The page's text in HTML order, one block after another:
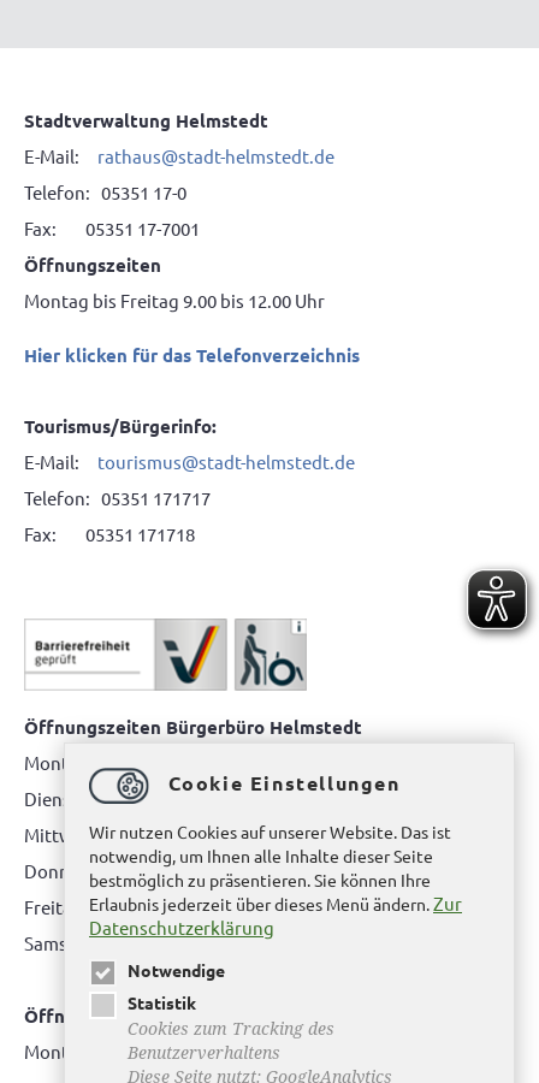
Stadtverwaltung Helmstedt
E-Mail: rathaus@stadt-helmstedt.de
Telefon: 05351 17-0
Fax: 05351 17-7001
Öffnungszeiten
Montag bis Freitag 9.00 bis 12.00 Uhr
Hier klicken für das Telefonverzeichnis
Tourismus/Bürgerinfo:
E-Mail: tourismus@stadt-helmstedt.de
Telefon: 05351 171717
Fax: 05351 171718
Öffnungszeiten Bürgerbüro Helmstedt
Montag: 08.00 bis 12.00 Uhr
Dienstag: 08.00 bis 12.00 Uhr & 15.00 Uhr bis 17.00 Uhr
Mittwoch: nur nach Terminvereinbarung
Donnerstag: 08.00 bis 12.00 Uhr & 14.00 Uhr bis 16.00 Uhr
Freitag: nur nach Terminvereinbarung
Samstag:bitte hier klicken
Öffnungszeiten Bürgerbüro Büddenstedt
Montag: 14:00 bis 16:00 Uhr
Cookie Einstellungen
Wir nutzen Cookies auf unserer Website. Das ist
notwendig, um Ihnen alle Inhalte dieser Seite
bestmöglich zu präsentieren. Sie können Ihre
Erlaubnis jederzeit über dieses Menü ändern.Zur
Datenschutzerklärung
Notwendige
Statistik
Cookies zum Tracking des
Benutzerverhaltens
Diese Seite nutzt: GoogleAnalytics